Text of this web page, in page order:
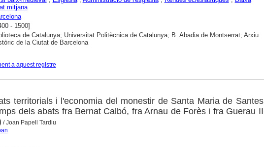
mitjana
- 1500]
de Catalunya; Universitat Politècnica de Catalunya; B. Abadia de Montserrat; Arxiu
de la Ciutat de Barcelona
a aquest registre
territorials i l'economia del monestir de Santa Maria de Santes
dels abats fra Bernat Calbó, fra Arnau de Forès i fra Guerau II
/ Joan Papell Tardiu